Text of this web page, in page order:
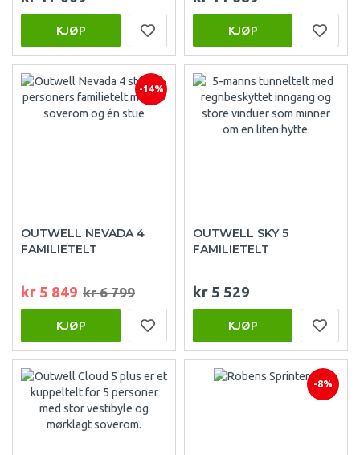
KJØP KJØP
-14%
OUTWELL NEVADA 4
FAMILIETELT
kr 5 849 kr 6 799
KJØP
OUTWELL SKY 5
FAMILIETELT
kr 5 529
KJØP
-8%